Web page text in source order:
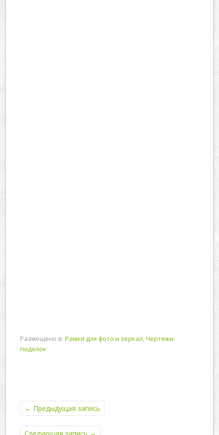
Размещено в: Рамки для фото и зеркал,Чертежи
поделок
← Предыдущая запись